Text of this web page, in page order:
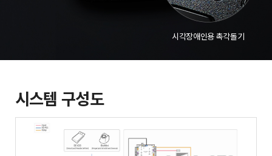
시각장애인용 촉각돌기
시스템 구성도